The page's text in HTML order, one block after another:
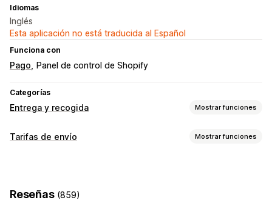
Idiomas
Inglés
Esta aplicación no está traducida al Español
Funciona con
Pago Panel de control de Shopify
Categorías
Entrega y recogida Mostrar funciones
Opciones de entrega
Tarifas de envío Mostrar funciones
Múltiples idiomas
Reseñas (859)